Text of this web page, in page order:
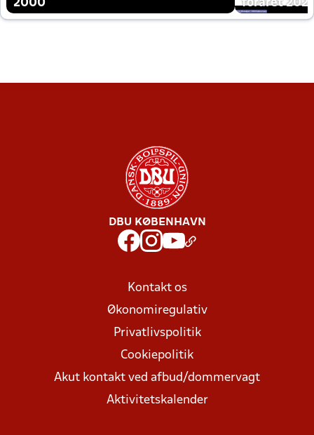
2000 foråret
DBU KØBENHAVN
Kontakt os
Økonomiregulativ
Privatlivspolitik
Cookiepolitik
Akut kontakt ved afbud/dommervagt
Aktivitetskalender